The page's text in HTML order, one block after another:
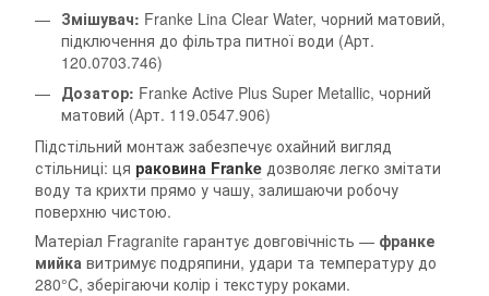
Змішувач: Franke Lina Clear Water, чорний матовий,
підключення до фільтра питної води (Арт.
120.0703.746)
Дозатор: Franke Active Plus Super Metallic, чорний
матовий (Арт. 119.0547.906)
Підстільний монтаж забезпечує охайний вигляд
стільниці: ця раковина Franke дозволяє легко змітати
воду та крихти прямо у чашу, залишаючи робочу
поверхню чистою.
Матеріал Fragranite гарантує довговічність — франке
мийка витримує подряпини, удари та температуру до
280°C, зберігаючи колір і текстуру роками.